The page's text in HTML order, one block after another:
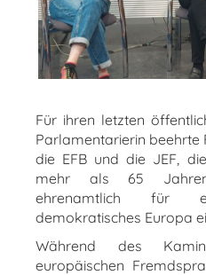
Für ihren letzten
Parlamentarierin beehrte
die EFB und die JEF,
mehr als 65
ehrenamtlich für
demokratisches Europa
Während des
europäischen